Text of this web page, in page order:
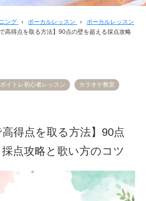
ング › ボーカルレッスン ›
ボーカルレッスン
で高得点を取る方法】90点の壁を超える採点攻略
ボイトレ初心者レッスン カラオケ教室
高得点を取る方法】90点
点攻略と歌い方のコツ